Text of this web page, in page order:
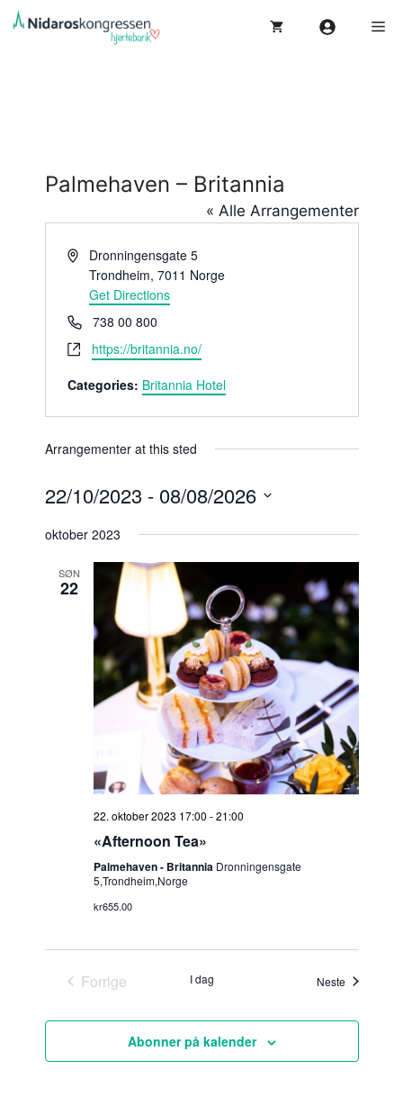
Hopp
Palmehaven – Britannia
« Alle Arrangementer
A
r
s
Dronningensgate 5
Trondheim, 7011 Norge
Get Directions
P
h
o
n
738 00 800
W
b
t
https://britannia.no/
Categories: Britannia Hotel
Arrangementer at this sted
22/10/2023 - 08/08/2026
e
oktober 2023
SØN
22
22. oktober 2023 17:00 -21:00
«Afternoon Tea»
Palmehaven - Britannia Dronningensgate
5,Trondheim,Norge
kr655.00
Forrige
I dag Neste
Abonner på kalender